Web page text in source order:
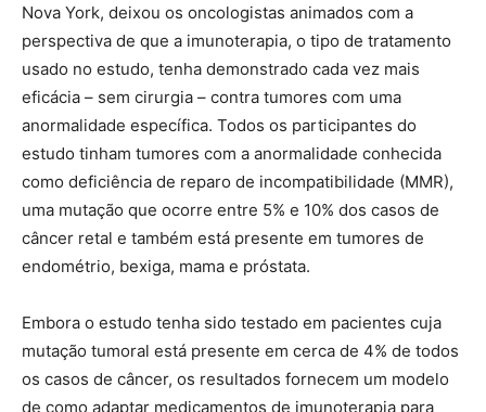
Nova York, deixou os oncologistas animados com a
perspectiva de que a imunoterapia, o tipo de tratamento
usado no estudo, tenha demonstrado cada vez mais
eficácia – sem cirurgia – contra tumores com uma
anormalidade específica. Todos os participantes do
estudo tinham tumores com a anormalidade conhecida
como deficiência de reparo de incompatibilidade (MMR),
uma mutação que ocorre entre 5% e 10% dos casos de
câncer retal e também está presente em tumores de
endométrio, bexiga, mama e próstata.
Embora o estudo tenha sido testado em pacientes cuja
mutação tumoral está presente em cerca de 4% de todos
os casos de câncer, os resultados fornecem um modelo
de como adaptar medicamentos de imunoterapia para